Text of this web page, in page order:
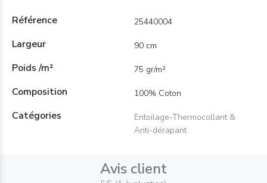
Référence 25440004
Largeur 90 cm
Poids /m² 75 gr/m²
Composition 100% Coton
Catégories
Entoilage-Thermocollant &
Anti-dérapant
Avis client